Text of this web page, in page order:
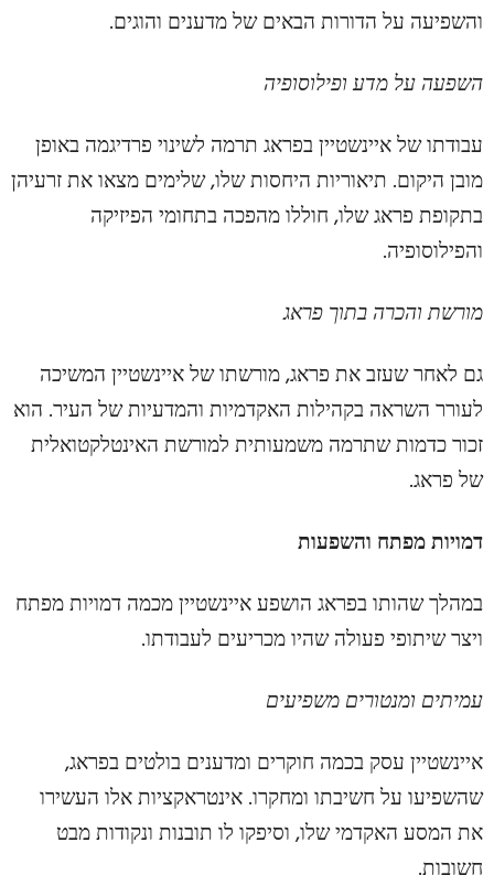
והשפיעה על הדורות הבאים של מדענים והוגים.
השפעה על מדע ופילוסופיה
עבודתו של איינשטיין בפראג תרמה לשינוי פרדיגמה באופן
מובן היקום. תיאוריות היחסות שלו, שלימים מצאו את זרעיהן
בתקופת פראג שלו, חוללו מהפכה בתחומי הפיזיקה
והפילוסופיה.
מורשת והכרה בתוך פראג
גם לאחר שעזב את פראג, מורשתו של איינשטיין המשיכה
לעורר השראה בקהילות האקדמיות והמדעיות של העיר. הוא
זכור כדמות שתרמה משמעותית למורשת האינטלקטואלית
של פראג.
דמויות מפתח והשפעות
במהלך שהותו בפראג הושפע איינשטיין מכמה דמויות מפתח
ויצר שיתופי פעולה שהיו מכריעים לעבודתו.
עמיתים ומנטורים משפיעים
איינשטיין עסק בכמה חוקרים ומדענים בולטים בפראג,
שהשפיעו על חשיבתו ומחקרו. אינטראקציות אלו העשירו
את המסע האקדמי שלו, וסיפקו לו תובנות ונקודות מבט